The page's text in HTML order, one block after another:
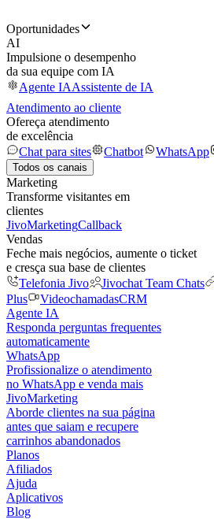
Oportunidades
AI
Impulsione o desempenho
da sua equipe com IA
Agente IAAssistente de IA
Atendimento ao cliente
Ofereça atendimento
de excelência
Chat para sites
Chatbot WhatsApp
Todos os canais
Marketing
Transforme visitantes em
clientes
JivoMarketingCallback
Vendas
Feche mais negócios, aumente o ticket
e cresça sua base de clientes
Telefonia Jivo
Jivochat Team Chats
Plus
VideochamadasCRM
Agente IA
Responda perguntas frequentes
automaticamente
WhatsApp
Profissionalize o atendimento
no WhatsApp e venda mais
JivoMarketing
Aborde clientes na sua página
antes que saiam e recupere
carrinhos abandonados
Planos
Afiliados
Ajuda
Aplicativos
Blog